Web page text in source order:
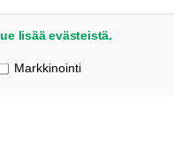
lisää evästeistä.
Markkinointi